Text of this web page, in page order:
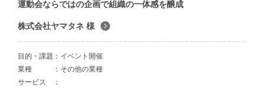
運動会ならではの企画で組織の一体感を醸成
株式会社ヤマタネ 様
目的・課題
イベント開催
業種
その他の業種
サービス